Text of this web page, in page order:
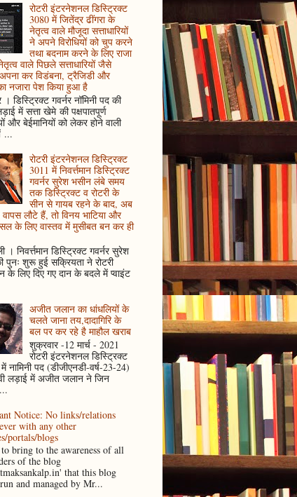
रोटरी इंटरनेशनल डिस्ट्रिक्ट
3080 में जितेंद्र ढींगरा के
नेतृत्व वाले मौजूदा सत्ताधारियों
ने अपने विरोधियों को चुप करने
तथा बदनाम करने के लिए राजा
वाले पिछले सत्ताधारियों जैसे
कर विडंबना, ट्रैजिडी और
नजारा पेश किया हुआ है
डिस्ट्रिक्ट गवर्नर नॉमिनी पद की
में सत्ता खेमे की पक्षपातपूर्ण
और बेईमानियों को लेकर होने वाली
...
रोटरी इंटरनेशनल डिस्ट्रिक्ट
3011 में निवर्त्तमान डिस्ट्रिक्ट
गवर्नर सुरेश भसीन लंबे समय
तक डिस्ट्रिक्ट व रोटरी के
सीन से गायब रहने के बाद, अब
लौटे हैं, तो विनय भाटिया और
के लिए वास्तव में मुसीबत बन कर ही
। निवर्त्तमान डिस्ट्रिक्ट गवर्नर सुरेश
पुनः शुरू हुई सक्रियता ने रोटरी
के लिए दिए गए दान के बदले में प्वाइंट
अजीत जलान का धांधलियों के
चलते जाना तय,दादागिरि के
बल पर कर रहे है माहौल खराब
शुक्रवार -12 मार्च - 2021
रोटरी इंटरनेशनल डिस्ट्रिक्ट
नामिनी पद (डीजीएनडी-वर्ष-23-24)
लड़ाई में अजीत जलान ने जिन
Notice: No links/relations
with any other
portals/blogs
bring to the awareness of all
of the blog
that this blog
and managed by Mr...